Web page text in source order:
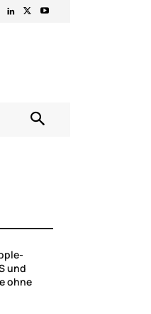
und
ohne